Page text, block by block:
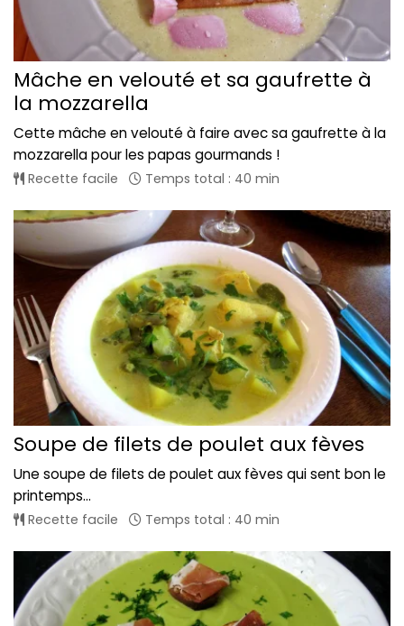
Mâche en velouté et sa gaufrette à
la mozzarella
Cette mâche en velouté à faire avec sa gaufrette à la
mozzarella pour les papas gourmands !
Recette facile Temps total : 40 min
Soupe de filets de poulet aux fèves
Une soupe de filets de poulet aux fèves qui sent bon le
printemps...
Recette facile Temps total : 40 min